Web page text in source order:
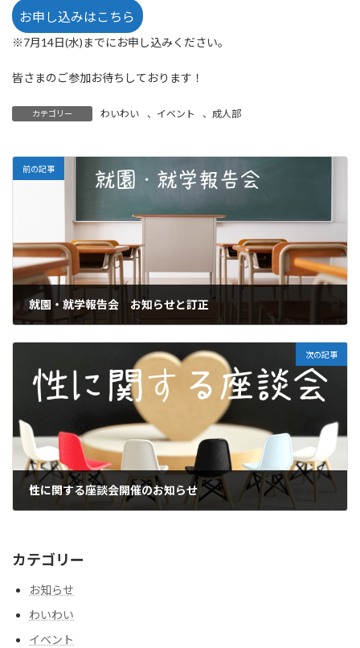
お申し込みはこちら
※7月14日(水)までにお申し込みください。
皆さまのご参加お待ちしております！
カテゴリー わいわい 、 イベント 、 成人部
前の記事
就園・就学報告会 お知らせと訂正
次の記事
性に関する座談会開催のお知らせ
カテゴリー
お知らせ
わいわい
イベント